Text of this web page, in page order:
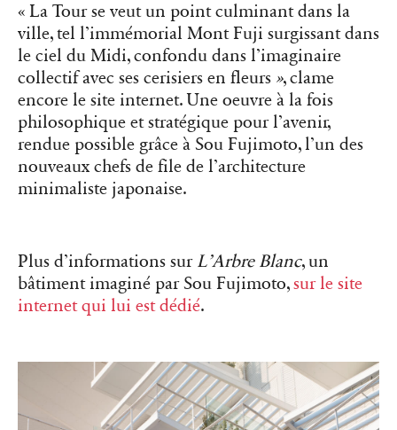
« La Tour se veut un point culminant dans la
ville, tel l’immémorial Mont Fuji surgissant dans
le ciel du Midi, confondu dans l’imaginaire
collectif avec ses cerisiers en fleurs », clame
encore le site internet. Une oeuvre à la fois
philosophique et stratégique pour l’avenir,
rendue possible grâce à Sou Fujimoto, l’un des
nouveaux chefs de file de l’architecture
minimaliste japonaise.
Plus d’informations sur L’Arbre Blanc, un
bâtiment imaginé par Sou Fujimoto,sur le site
internet qui lui est dédié.